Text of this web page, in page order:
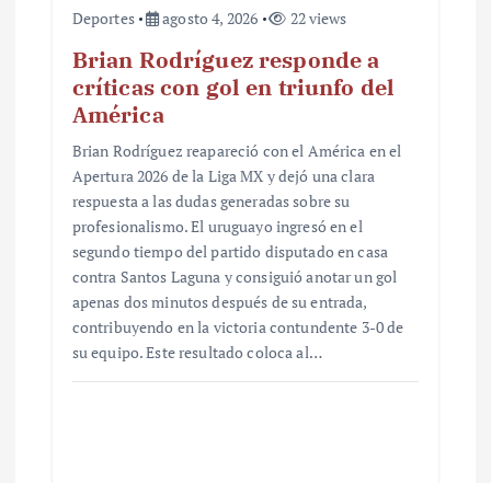
Deportes agosto 4, 2026 22 views
Brian Rodríguez responde a
críticas con gol en triunfo del
América
Brian Rodríguez reapareció con el América en el
Apertura 2026 de la Liga MX y dejó una clara
respuesta a las dudas generadas sobre su
profesionalismo. El uruguayo ingresó en el
segundo tiempo del partido disputado en casa
contra Santos Laguna y consiguió anotar un gol
apenas dos minutos después de su entrada,
contribuyendo en la victoria contundente 3-0 de
su equipo. Este resultado coloca al…